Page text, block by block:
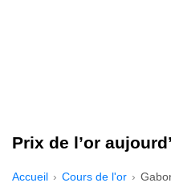
Prix de l’or
Accueil Cours de l'or